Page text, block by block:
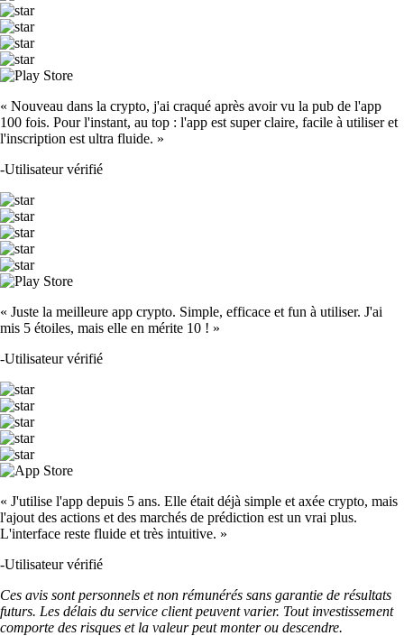
« Nouveau dans la crypto, j'ai craqué après avoir vu la pub de l'app
100 fois. Pour l'instant, au top : l'app est super claire, facile à utiliser et
l'inscription est ultra fluide. »
-Utilisateur vérifié
« Juste la meilleure app crypto. Simple, efficace et fun à utiliser. J'ai
mis 5 étoiles, mais elle en mérite 10 ! »
-Utilisateur vérifié
« J'utilise l'app depuis 5 ans. Elle était déjà simple et axée crypto, mais
l'ajout des actions et des marchés de prédiction est un vrai plus.
L'interface reste fluide et très intuitive. »
-Utilisateur vérifié
Ces avis sont personnels et non rémunérés sans garantie de résultats
futurs. Les délais du service client peuvent varier. Tout investissement
comporte des risques et la valeur peut monter ou descendre.